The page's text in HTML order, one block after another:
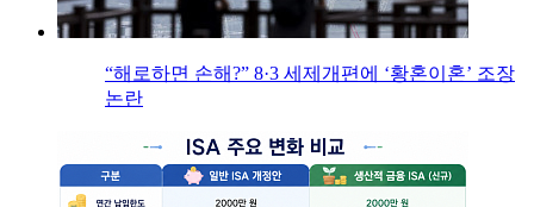
“해로하면 손해?” 8·3 세제개편에 ‘황혼이혼’ 조장
논란